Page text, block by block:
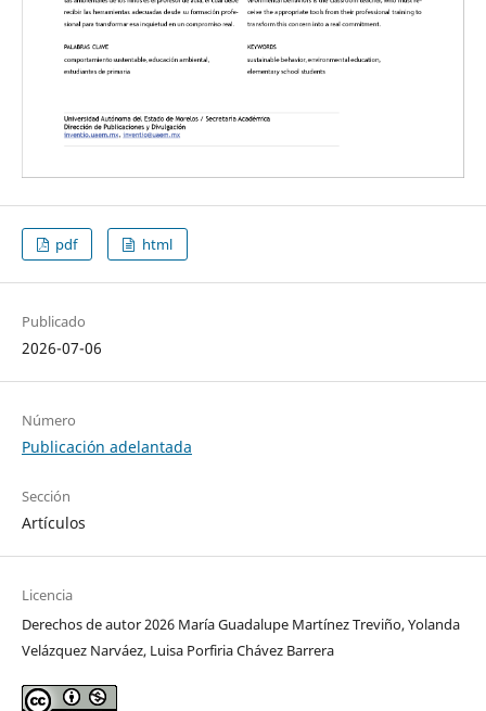
pdf html
Publicado
2026-07-06
Número
Publicación adelantada
Sección
Artículos
Licencia
Derechos de autor 2026 María Guadalupe Martínez Treviño, Yolanda
Velázquez Narváez, Luisa Porfiria Chávez Barrera